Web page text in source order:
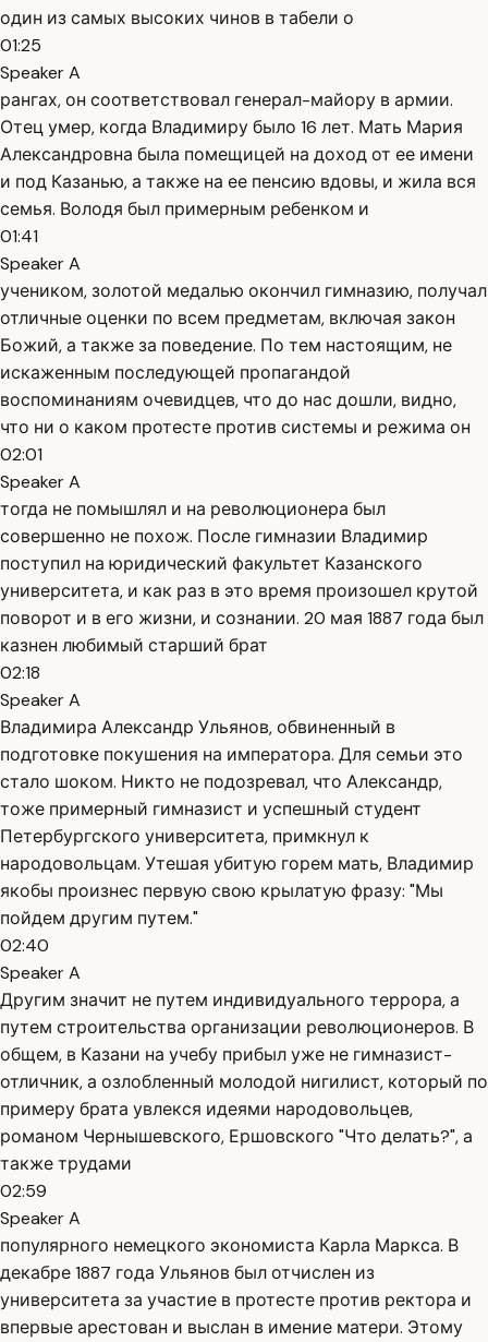
один из самых высоких чинов в табели о
01:25
Speaker A
рангах, он соответствовал генерал-майору в армии.
Отец умер, когда Владимиру было 16 лет. Мать Мария
Александровна была помещицей на доход от ее имени
и под Казанью, а также на ее пенсию вдовы, и жила вся
семья. Володя был примерным ребенком и
01:41
Speaker A
учеником, золотой медалью окончил гимназию, получал
отличные оценки по всем предметам, включая закон
Божий, а также за поведение. По тем настоящим, не
искаженным последующей пропагандой
воспоминаниям очевидцев, что до нас дошли, видно,
что ни о каком протесте против системы и режима он
02:01
Speaker A
тогда не помышлял и на революционера был
совершенно не похож. После гимназии Владимир
поступил на юридический факультет Казанского
университета, и как раз в это время произошел крутой
поворот и в его жизни, и сознании. 20 мая 1887 года был
казнен любимый старший брат
02:18
Speaker A
Владимира Александр Ульянов, обвиненный в
подготовке покушения на императора. Для семьи это
стало шоком. Никто не подозревал, что Александр,
тоже примерный гимназист и успешный студент
Петербургского университета, примкнул к
народовольцам. Утешая убитую горем мать, Владимир
якобы произнес первую свою крылатую фразу: "Мы
пойдем другим путем."
02:40
Speaker A
Другим значит не путем индивидуального террора, а
путем строительства организации революционеров. В
общем, в Казани на учебу прибыл уже не гимназист-
отличник, а озлобленный молодой нигилист, который по
примеру брата увлекся идеями народовольцев,
романом Чернышевского, Ершовского "Что делать?", а
также трудами
02:59
Speaker A
популярного немецкого экономиста Карла Маркса. В
декабре 1887 года Ульянов был отчислен из
университета за участие в протесте против ректора и
впервые арестован и выслан в имение матери. Этому